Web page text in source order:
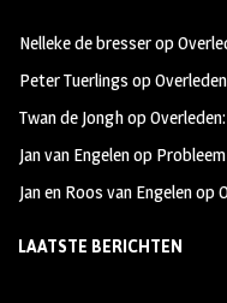
oo
k
m
Nelleke de bresserop
Peter Tuerlings op
Twan de Jonghop
Jan van Engelenop
Jan en Roos van Engelenop
LAATSTE BERICHTEN